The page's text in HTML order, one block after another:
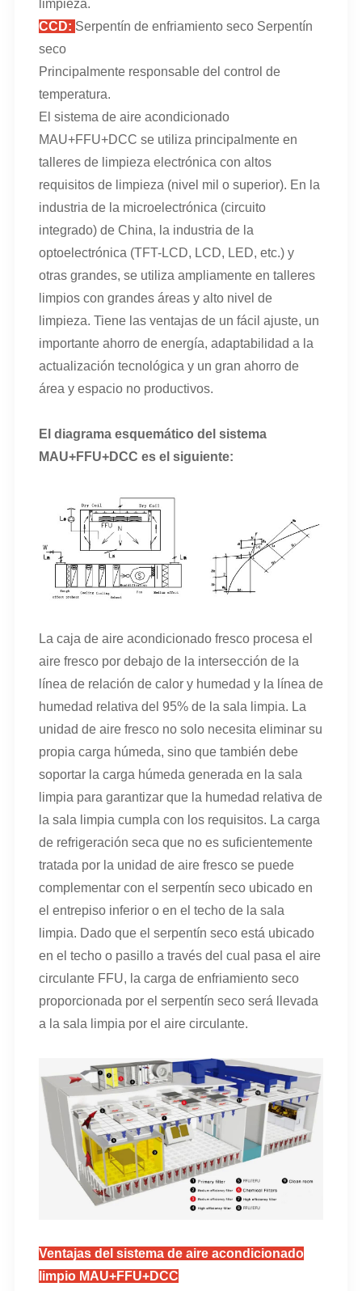
limpieza.
CCD: Serpentín de enfriamiento seco Serpentín
seco
Principalmente responsable del control de
temperatura.
El sistema de aire acondicionado
MAU+FFU+DCC se utiliza principalmente en
talleres de limpieza electrónica con altos
requisitos de limpieza (nivel mil o superior). En la
industria de la microelectrónica (circuito
integrado) de China, la industria de la
optoelectrónica (TFT-LCD, LCD, LED, etc.) y
otras grandes, se utiliza ampliamente en talleres
limpios con grandes áreas y alto nivel de
limpieza. Tiene las ventajas de un fácil ajuste, un
importante ahorro de energía, adaptabilidad a la
actualización tecnológica y un gran ahorro de
área y espacio no productivos.
El diagrama esquemático del sistema
MAU+FFU+DCC es el siguiente:
La caja de aire acondicionado fresco procesa el
aire fresco por debajo de la intersección de la
línea de relación de calor y humedad y la línea de
humedad relativa del 95% de la sala limpia. La
unidad de aire fresco no solo necesita eliminar su
propia carga húmeda, sino que también debe
soportar la carga húmeda generada en la sala
limpia para garantizar que la humedad relativa de
la sala limpia cumpla con los requisitos. La carga
de refrigeración seca que no es suficientemente
tratada por la unidad de aire fresco se puede
complementar con el serpentín seco ubicado en
el entrepiso inferior o en el techo de la sala
limpia. Dado que el serpentín seco está ubicado
en el techo o pasillo a través del cual pasa el aire
circulante FFU, la carga de enfriamiento seco
proporcionada por el serpentín seco será llevada
a la sala limpia por el aire circulante.
Ventajas del sistema de aire acondicionado
limpio MAU+FFU+DCC